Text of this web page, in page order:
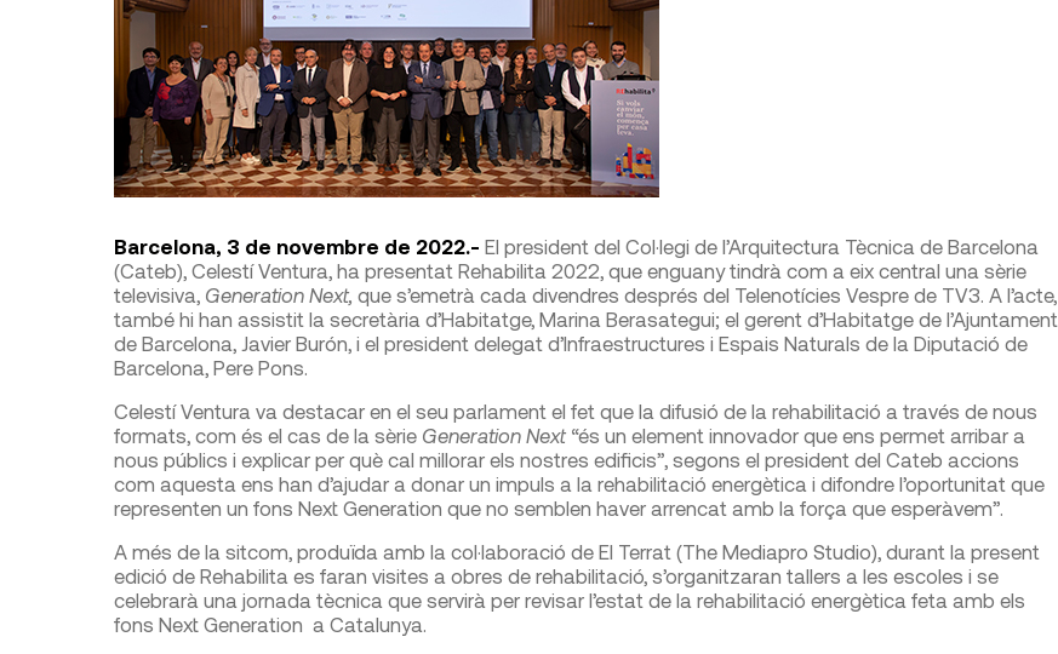
Barcelona, 3 de novembre de 2022.- El president del Col·legi de l’Arquitectura Tècnica de Barcelona
(Cateb), Celestí Ventura, ha presentat Rehabilita 2022, que enguany tindrà com a eix central una sèrie
televisiva, Generation Next, que s’emetrà cada divendres després del Telenotícies Vespre de TV3. A l’acte,
també hi han assistit la secretària d’Habitatge, Marina Berasategui; el gerent d’Habitatge de l’Ajuntament
de Barcelona, Javier Burón, i el president delegat d’Infraestructures i Espais Naturals de la Diputació de
Barcelona, Pere Pons.
Celestí Ventura va destacar en el seu parlament el fet que la difusió de la rehabilitació a través de nous
formats, com és el cas de la sèrie Generation Next“és un element innovador que ens permet arribar a
nous públics i explicar per què cal millorar els nostres edificis”, segons el president del Cateb accions
com aquesta ens han d’ajudar a donar un impuls a la rehabilitació energètica i difondre l’oportunitat que
representen un fons Next Generation que no semblen haver arrencat amb la força que esperàvem”.
A més de la sitcom, produïda amb la col·laboració de El Terrat (The Mediapro Studio), durant la present
edició de Rehabilita es faran visites a obres de rehabilitació, s’organitzaran tallers a les escoles i se
celebrarà una jornada tècnica que servirà per revisar l’estat de la rehabilitació energètica feta amb els
fons Next Generation a Catalunya.